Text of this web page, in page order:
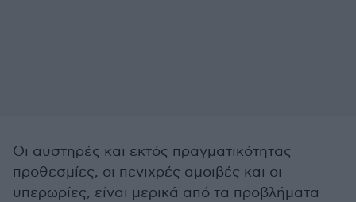
Οι αυστηρές και εκτός πραγματικότητας
προθεσμίες, οι πενιχρές αμοιβές και οι
υπερωρίες, είναι μερικά από τα προβλήματα